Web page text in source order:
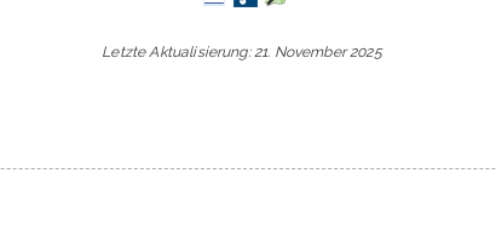
Letzte Aktualisierung: 21. November 2025